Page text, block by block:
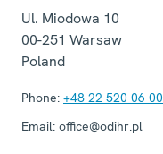
Ul. Miodowa 10
00-251 Warsaw
Poland
Phone: +48 22 520 06 00
Email: office@odihr.pl